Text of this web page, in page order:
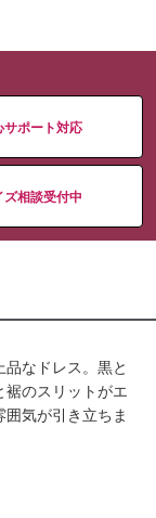
サポート対応
ズ相談受付中
なドレス。黒と
裾のスリットがエ
気が引き立ちま